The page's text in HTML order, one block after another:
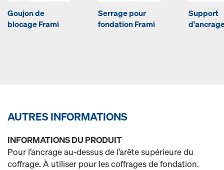
Goujon de
blocage Frami
Serrage pour
fondation Frami
Support
AUTRES INFORMATIONS
INFORMATIONS DU PRODUIT
Pour l’ancrage au-dessus de l’arête supérieure du
coffrage. À utiliser pour les coffrages de fondation.